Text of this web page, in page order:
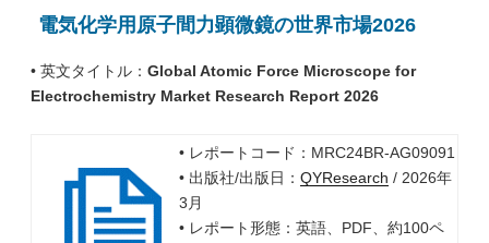
電気化学用原子間力顕微鏡の世界市場2026
• 英文タイトル： Global Atomic Force Microscope for
Electrochemistry Market Research Report 2026
• レポートコード：MRC24BR-AG09091
• 出版社/出版日： QYResearch / 2026年
3月
• レポート形態：英語、PDF、約100ペ